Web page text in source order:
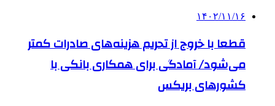
۱۴۰۲/۱۱/۱۶
قطعا با خروج از تحریم هزینه‌های صادرات کمتر
می‌شود/ آمادگی برای همکاری بانکی با
کشورهای بریکس